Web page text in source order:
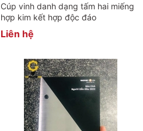
Cúp vinh danh dạng tấm hai miếng
hợp kim kết hợp độc đáo
Liên hệ